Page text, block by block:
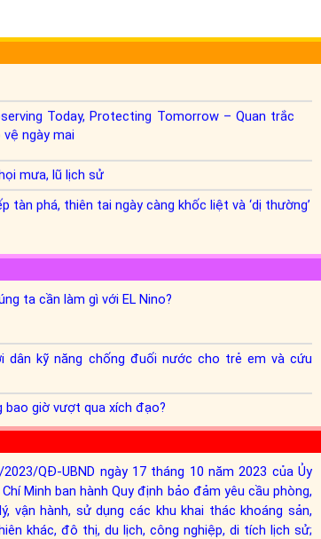
Today, Protecting Tomorrow – Quan trắc
vệ ngày mai
mưa, lũ lịch sử
tàn phá, thiên tai ngày càng khốc liệt và ‘dị thường’
ta cần làm gì với EL Nino?
dân kỹ năng chống đuối nước cho trẻ em và cứu
bao giờ vượt qua xích đạo?
QĐ-UBND ngày 17 tháng 10 năm 2023 của Ủy
Minh ban hành Quy định bảo đảm yêu cầu phòng,
vận hành, sử dụng các khu khai thác khoáng sản,
khác, đô thị, du lịch, công nghiệp, di tích lịch sử;